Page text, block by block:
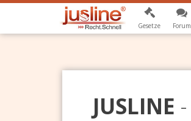
Gesetze Forum
JUSLINE -